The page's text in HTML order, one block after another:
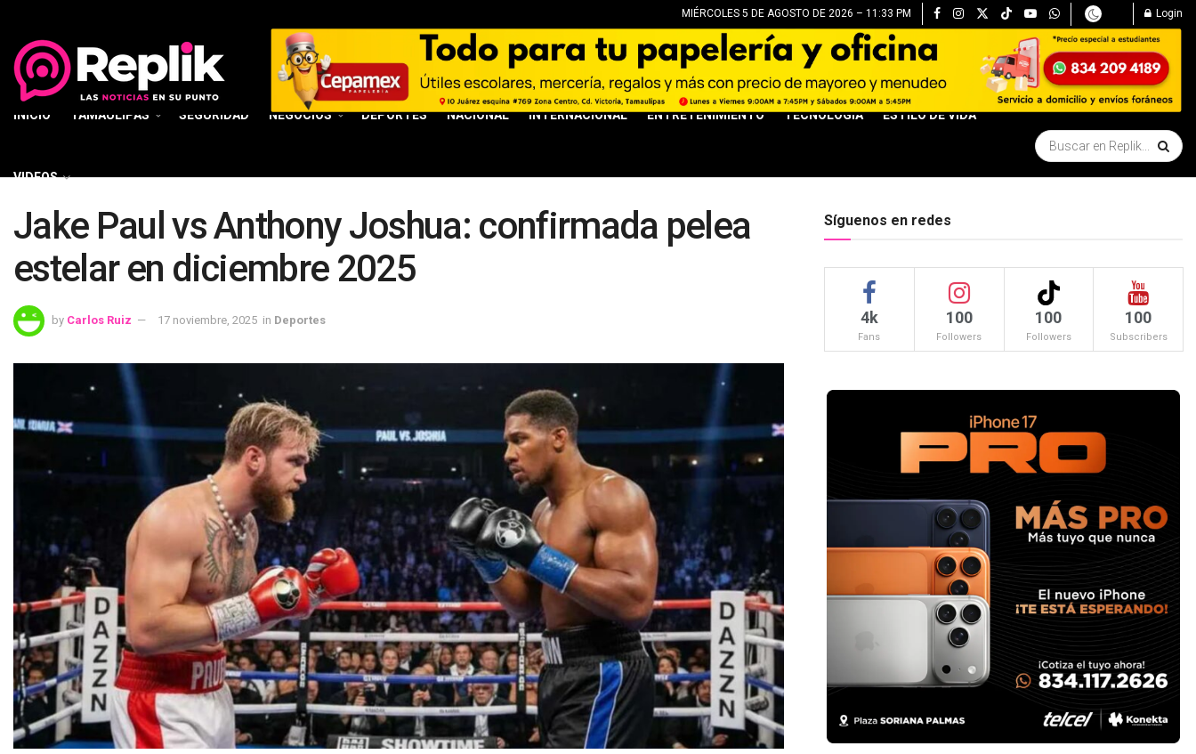
MIÉRCOLES 5 DE AGOSTO DE 2026 – 11:33 PM Login
INICIO TAMAULIPAS SEGURIDAD NEGOCIOS DEPORTES NACIONAL INTERNACIONAL ENTRETENIMIENTO TECNOLOGÍA ESTILO DE VIDA
VIDEOS
Jake Paul vs Anthony Joshua: confirmada pelea
estelar en diciembre 2025
by Carlos Ruiz 17 noviembre, 2025 in Deportes
Síguenos en redes
4k
Fans
100
Followers
100
Followers
100
Subscribers